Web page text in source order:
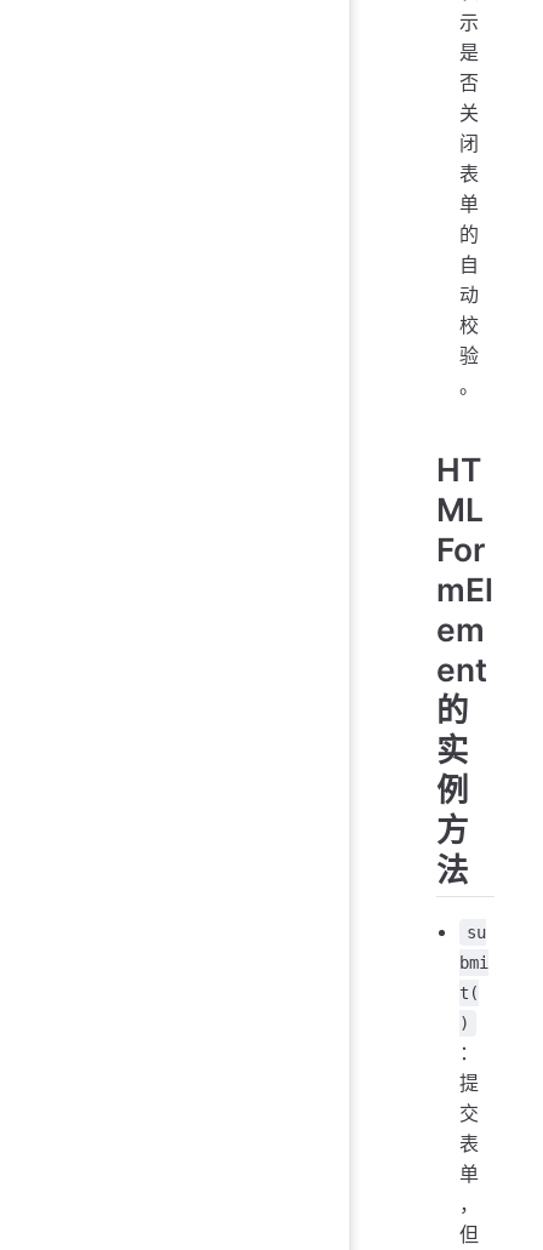
示
是
否
关
闭
表
单
的
自
动
校
验
。
HT
ML
For
mEl
em
ent
的
实
例
方
法
su
bmi
t(
)
：
提
交
表
单
，
但